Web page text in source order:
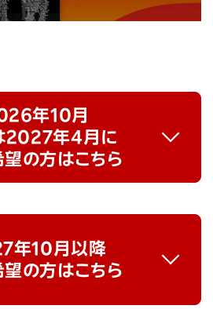
年10月
2027年4月に
望の方はこちら
年10月以降
望の方はこちら